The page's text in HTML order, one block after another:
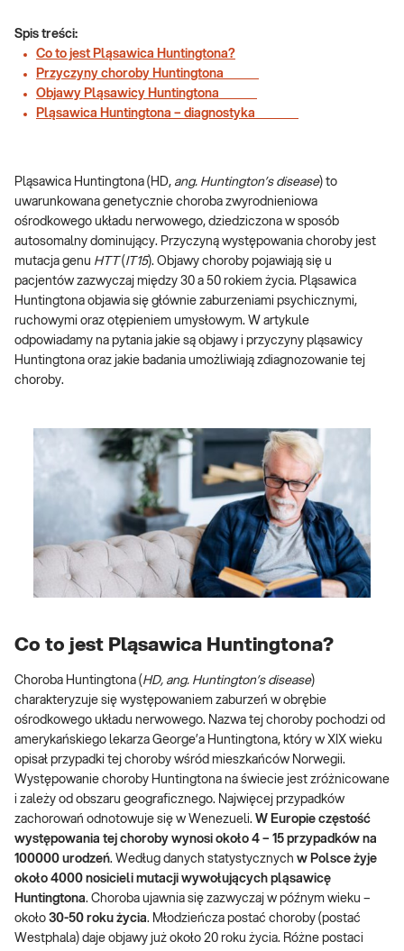
Spis treści:
Co to jest Pląsawica Huntingtona?
Przyczyny choroby Huntingtona
Objawy Pląsawicy Huntingtona
Pląsawica Huntingtona – diagnostyka
Pląsawica Huntingtona (HD, ang. Huntington’s disease) to
uwarunkowana genetycznie choroba zwyrodnieniowa
ośrodkowego układu nerwowego, dziedziczona w sposób
autosomalny dominujący. Przyczyną występowania choroby jest
mutacja genu HTT ( IT15). Objawy choroby pojawiają się u
pacjentów zazwyczaj między 30 a 50 rokiem życia. Pląsawica
Huntingtona objawia się głównie zaburzeniami psychicznymi,
ruchowymi oraz otępieniem umysłowym. W artykule
odpowiadamy na pytania jakie są objawy i przyczyny pląsawicy
Huntingtona oraz jakie badania umożliwiają zdiagnozowanie tej
choroby.
Co to jest Pląsawica Huntingtona?
Choroba Huntingtona ( HD, ang. Huntington’s disease)
charakteryzuje się występowaniem zaburzeń w obrębie
ośrodkowego układu nerwowego. Nazwa tej choroby pochodzi od
amerykańskiego lekarza George’a Huntingtona, który w XIX wieku
opisał przypadki tej choroby wśród mieszkańców Norwegii.
Występowanie choroby Huntingtona na świecie jest zróżnicowane
i zależy od obszaru geograficznego. Najwięcej przypadków
zachorowań odnotowuje się w Wenezueli. W Europie częstość
występowania tej choroby wynosi około 4 – 15 przypadków na
100000 urodzeń. Według danych statystycznych w Polsce żyje
około 4000 nosicieli mutacji wywołujących pląsawicę
Huntingtona. Choroba ujawnia się zazwyczaj w późnym wieku –
około 30-50 roku życia. Młodzieńcza postać choroby (postać
Westphala) daje objawy już około 20 roku życia. Różne postaci